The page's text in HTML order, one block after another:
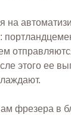
на
этого ее
фрезера в